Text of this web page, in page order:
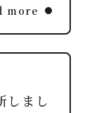
more
しまし